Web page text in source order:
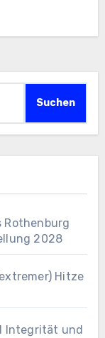
Rothenburg
2028
Hitze
Integrität und